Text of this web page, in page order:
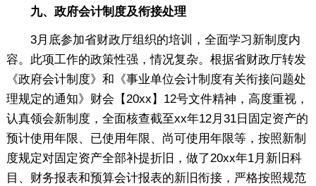
九、政府会计制度及衔接处理
3月底参加省财政厅组织的培训，全面学习新制度内
容。此项工作的政策性强，情况复杂。根据省财政厅转发
《政府会计制度》和《事业单位会计制度有关衔接问题处
理规定的通知》财会【20xx】12号文件精神，高度重视，
认真领会新制度，全面核查截至xx年12月31日固定资产的
预计使用年限、已使用年限、尚可使用年限等，按照新制
度规定对固定资产全部补提折旧，做了20xx年1月新旧科
目、财务报表和预算会计报表的新旧衔接，严格按照规范